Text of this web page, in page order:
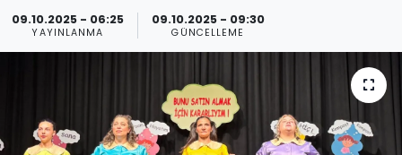
09.10.2025 - 06:25
YAYINLANMA
09.10.2025 - 09:30
GÜNCELLEME